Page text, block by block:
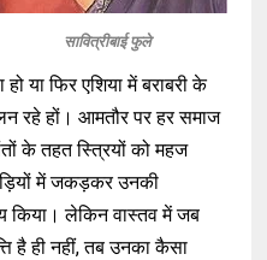
सावित्रीबाई फुले
या फिर एशिया में बराबरी के
रहे हों। आमतौर पर हर समाज
के तहत स्त्रियों को महज
में जकड़कर उनकी
किया। लेकिन वास्तव में जब
है ही नहीं, तब उनका कैसा